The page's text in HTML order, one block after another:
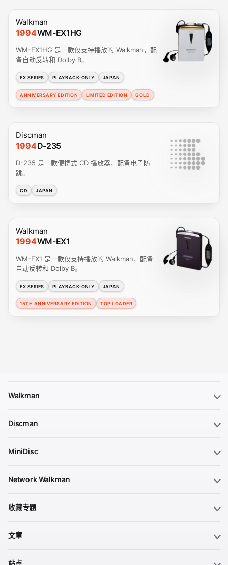
Walkman
1994WM-EX1HG
WM-EX1HG 是一款仅支持播放的 Walkman，配
备自动反转和 Dolby B。
EX SERIES PLAYBACK-ONLY JAPAN
ANNIVERSARY EDITION LIMITED EDITION GOLD
Discman
1994D-235
D-235 是一款便携式 CD 播放器，配备电子防
跳。
CD JAPAN
Walkman
1994WM-EX1
WM-EX1 是一款仅支持播放的 Walkman，配备
自动反转和 Dolby B。
EX SERIES PLAYBACK-ONLY JAPAN
15TH ANNIVERSARY EDITION TOP LOADER
Walkman
Discman
MiniDisc
Network Walkman
收藏专题
文章
站点